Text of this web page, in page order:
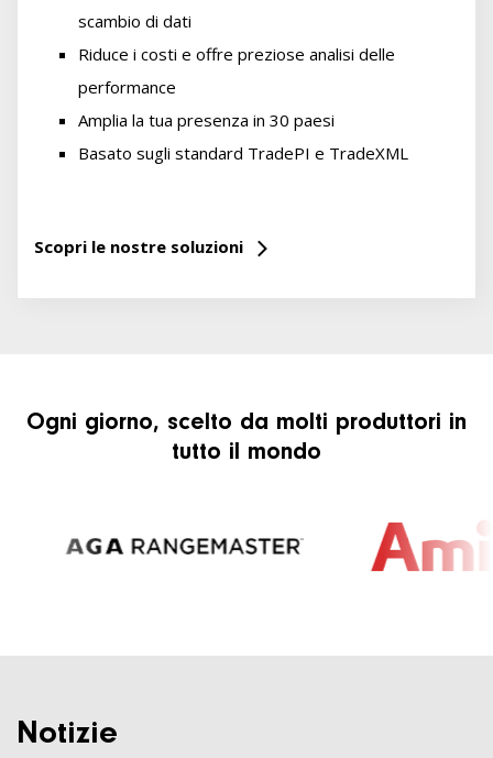
scambio di dati
Riduce i costi e offre preziose analisi delle
performance
Amplia la tua presenza in 30 paesi
Basato sugli standard TradePI e TradeXML
Scopri le nostre soluzioni
Ogni giorno, scelto da molti produttori in
tutto il mondo
Notizie